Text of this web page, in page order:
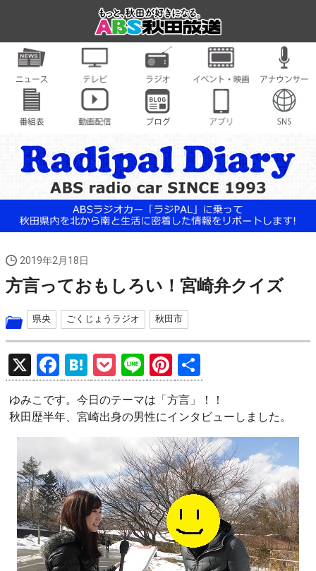
2019年2月18日
方言っておもしろい！宮崎弁クイズ
県央 ごくじょうラジオ 秋田市
X
F
a
ce
o
k
H
at
e
P
o
ck
Li
n
e
Pi
nt
er
es
t
有
ゆみこです。今日のテーマは「方言」！！
秋田歴半年、宮崎出身の男性にインタビューしました。